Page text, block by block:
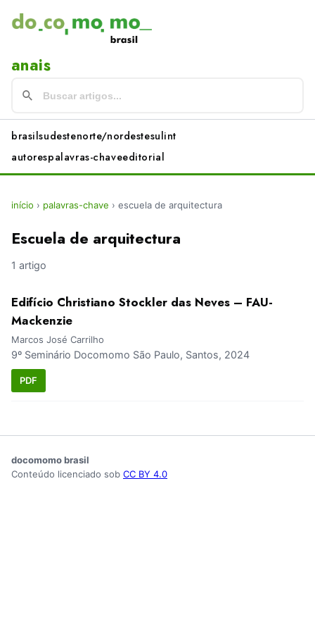
anais
brasilsudestenorte/nordestesulint
autorespalavras-chaveeditorial
início › palavras-chave › escuela de arquitectura
Escuela de arquitectura
1 artigo
Edifício Christiano Stockler das Neves – FAU-
Mackenzie
Marcos José Carrilho
9º Seminário Docomomo São Paulo, Santos, 2024
PDF
docomomo brasil
Conteúdo licenciado sob CC BY 4.0